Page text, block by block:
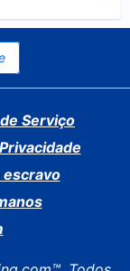
Serviço
escravo